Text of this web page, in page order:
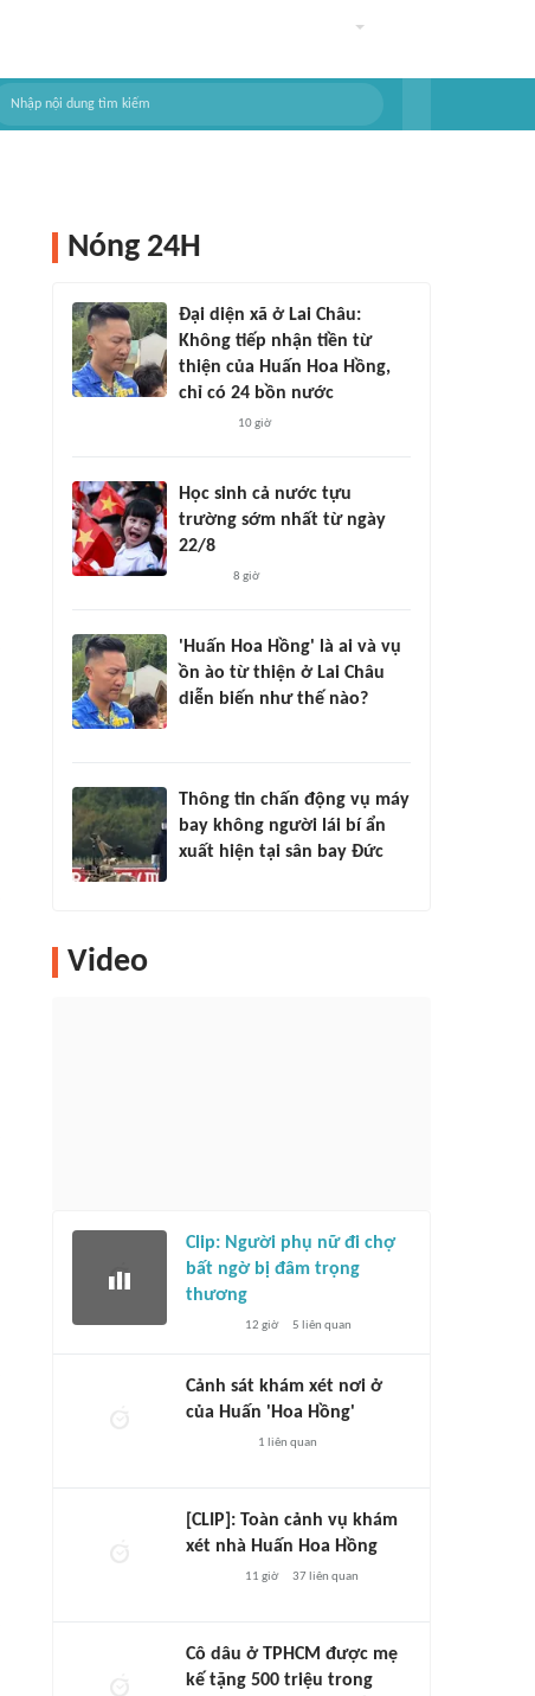
Nóng 24H
Đại diện xã ở Lai Châu:
Không tiếp nhận tiền từ
thiện của Huấn Hoa Hồng,
chỉ có 24 bồn nước
10 giờ
Học sinh cả nước tựu
trường sớm nhất từ ngày
22/8
8 giờ
'Huấn Hoa Hồng' là ai và vụ
ồn ào từ thiện ở Lai Châu
diễn biến như thế nào?
Thông tin chấn động vụ máy
bay không người lái bí ẩn
xuất hiện tại sân bay Đức
Video
Clip: Người phụ nữ đi chợ
bất ngờ bị đâm trọng
thương
12 giờ 5 liên quan
Cảnh sát khám xét nơi ở
của Huấn 'Hoa Hồng'
1 liên quan
[CLIP]: Toàn cảnh vụ khám
xét nhà Huấn Hoa Hồng
11 giờ 37liên quan
Cô dâu ở TPHCM được mẹ
kế tặng 500 triệu trong